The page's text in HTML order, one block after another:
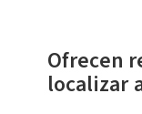
Ofrecen
localizar